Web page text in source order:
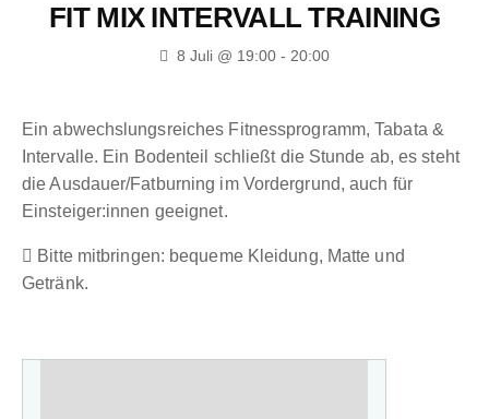
FIT MIX INTERVALL TRAINING
8 Juli @ 19:00 - 20:00
Ein abwechslungsreiches Fitnessprogramm, Tabata &
Intervalle. Ein Bodenteil schließt die Stunde ab, es steht
die Ausdauer/Fatburning im Vordergrund, auch für
Einsteiger:innen geeignet.
Bitte mitbringen: bequeme Kleidung, Matte und
Getränk.